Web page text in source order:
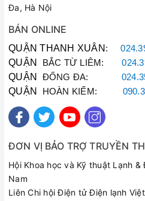
Đa, Hà Nội
BÁN ONLINE
QUẬN THANH XUÂN :
QUẬN BẮC TỪ LIÊM:
QUẬN ĐỐNG ĐA:
QUẬN HOÀN KIẾM:
ĐƠN VỊ BẢO TRỢ TRUYỀN
Hội Khoa học và Kỹ thuật Lạnh
Nam
Liên Chi hội Điện tử Điện lạnh